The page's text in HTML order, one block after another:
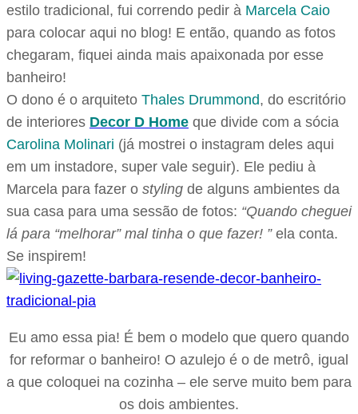
estilo tradicional, fui correndo pedir à Marcela Caio
para colocar aqui no blog! E então, quando as fotos
chegaram, fiquei ainda mais apaixonada por esse
banheiro!
O dono é o arquiteto Thales Drummond, do escritório
de interiores Decor D Home que divide com a sócia
Carolina Molinari (já mostrei o instagram deles aqui
em um instadore, super vale seguir). Ele pediu à
Marcela para fazer o styling de alguns ambientes da
sua casa para uma sessão de fotos: “Quando cheguei
lá para “melhorar” mal tinha o que fazer! ” ela conta.
Se inspirem!
Eu amo essa pia! É bem o modelo que quero quando
for reformar o banheiro! O azulejo é o de metrô, igual
a que coloquei na cozinha – ele serve muito bem para
os dois ambientes.